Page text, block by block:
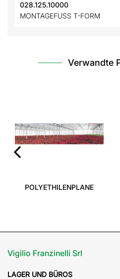
028.125.10000
MONTAGEFUSS T-FORM
Verwandte
POLYETHILENPLANE
Vigilio Franzinelli Srl
LAGER UND BÜROS